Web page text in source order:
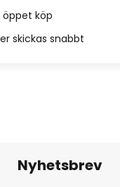
öppet köp
skickas snabbt
Nyhetsbrev